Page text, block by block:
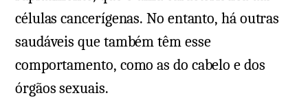
células cancerígenas. No entanto, há outras
saudáveis que também têm esse
comportamento, como as do cabelo e dos
órgãos sexuais.